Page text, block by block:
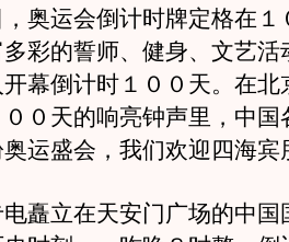
运会倒计时牌定格在１
彩的誓师、健身、文艺活
幕倒计时１００天。在北
０天的响亮钟声里，中国
运盛会，我们欢迎四海宾
立在天安门广场的中国